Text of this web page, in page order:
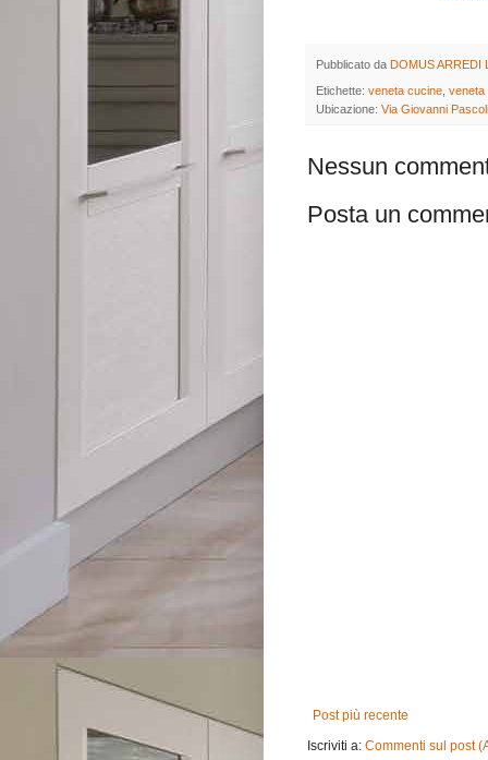
Pubblicato da DOMUS ARREDI
Etichette: veneta cucine veneta
Ubicazione: Via Giovanni
Nessun
Posta un
Post più recente
Iscriviti a: Commenti sul post